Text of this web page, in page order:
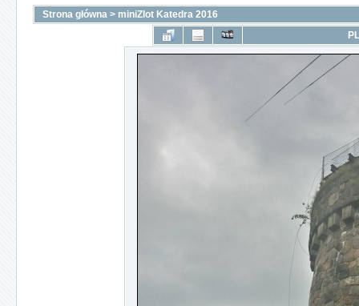
Strona główna > miniZlot Katedra 2016